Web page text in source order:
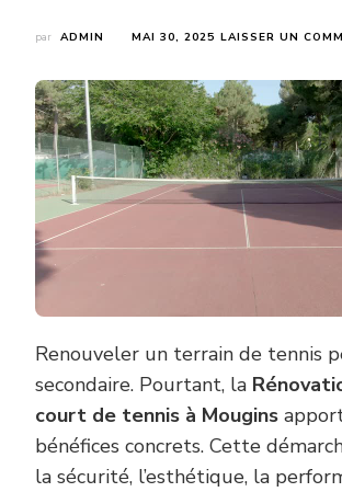
par ADMIN MAI 30, 2025 LAISSER UN
Renouveler un terrain de tennis
secondaire. Pourtant, la
court de tennis à Mougins
bénéfices concrets. Cette
la sécurité, l’esthétique, la